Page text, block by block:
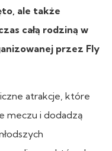
ale także
całą rodziną w
przez Fly
atrakcje, które
meczu i dodadzą